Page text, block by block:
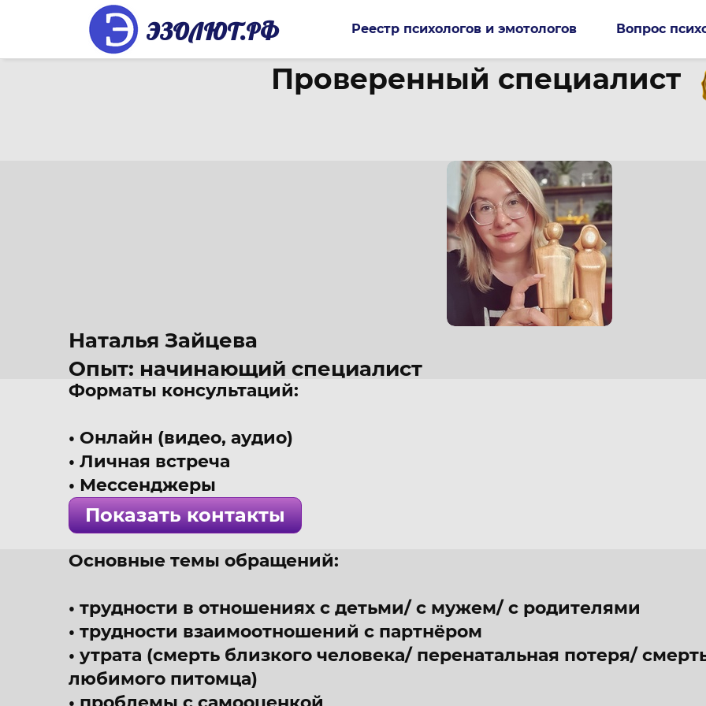
ЭЗОЛЮТ.РФ Реестр психологов и эмотологов Вопрос
Проверенный специалист
Наталья Зайцева
Опыт: начинающий специалист
37 лет
г. Челябинск
Психолог, эмотолог, интегративный подход
! Специалист проверен >>>
Форматы консультаций:
Онлайн (видео, аудио)
Личная встреча
Мессенджеры
Показать контакты
Основные темы обращений:
трудности в отношениях с детьми/ с мужем/ с родителями
трудности взаимоотношений с партнёром
утрата (смерть близкого человека/ перенатальная потеря/
любимого питомца)